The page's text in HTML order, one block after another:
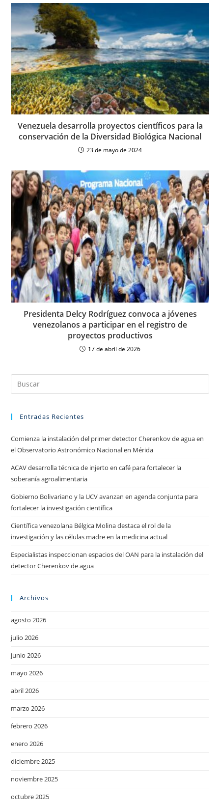
Venezuela desarrolla proyectos científicos para la
conservación de la Diversidad Biológica Nacional
23 de mayo de 2024
Presidenta Delcy Rodríguez convoca a jóvenes
venezolanos a participar en el registro de
proyectos productivos
17 de abril de 2026
Entradas Recientes
Comienza la instalación del primer detector Cherenkov de agua en
el Observatorio Astronómico Nacional en Mérida
ACAV desarrolla técnica de injerto en café para fortalecer la
soberanía agroalimentaria
Gobierno Bolivariano y la UCV avanzan en agenda conjunta para
fortalecer la investigación científica
Científica venezolana Bélgica Molina destaca el rol de la
investigación y las células madre en la medicina actual
Especialistas inspeccionan espacios del OAN para la instalación del
detector Cherenkov de agua
Archivos
agosto 2026
julio 2026
junio 2026
mayo 2026
abril 2026
marzo 2026
febrero 2026
enero 2026
diciembre 2025
noviembre 2025
octubre 2025